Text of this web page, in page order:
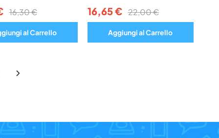
16,30 €
al Carrello
16,65 € 22,00 €
Aggiungi al Carrello